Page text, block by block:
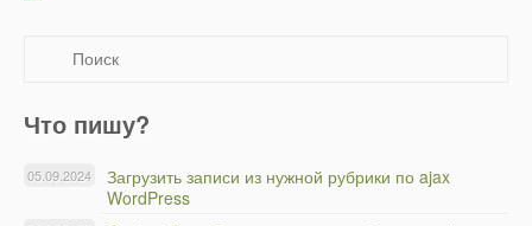
Что пишу?
Загрузить записи из нужной рубрики по ajax
WordPress
05.09.2024